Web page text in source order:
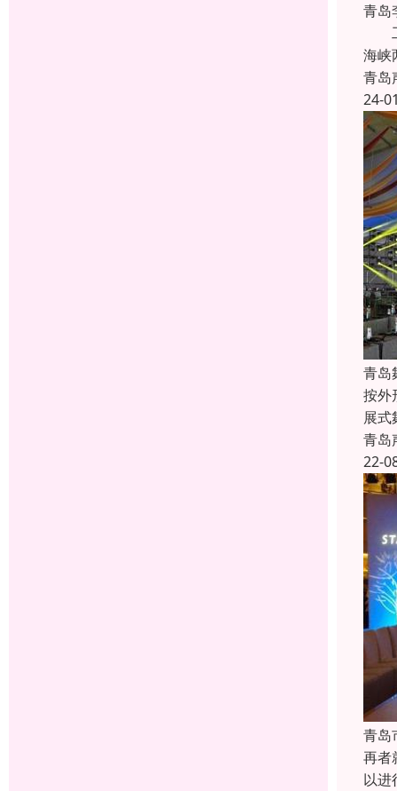
青岛
工
海峡
青岛
24-
青岛
按外
展式
青岛
22-
青岛
再者
以进